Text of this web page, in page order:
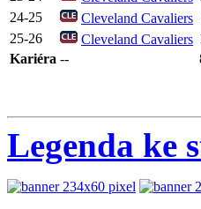
24-25
Cleveland Cavaliers
25-26
Cleveland Cavaliers
Kariéra --
Legenda ke